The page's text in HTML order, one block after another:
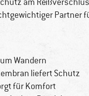
Partner
Wandern
liefert Schutz
für Komfort